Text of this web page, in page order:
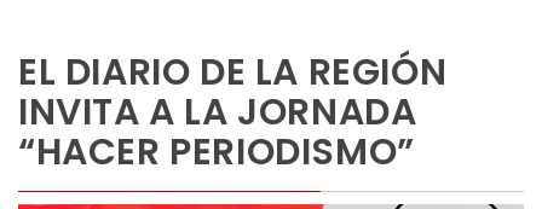
EL DIARIO DE LA REGIÓN
INVITA A LA JORNADA
“HACER PERIODISMO”